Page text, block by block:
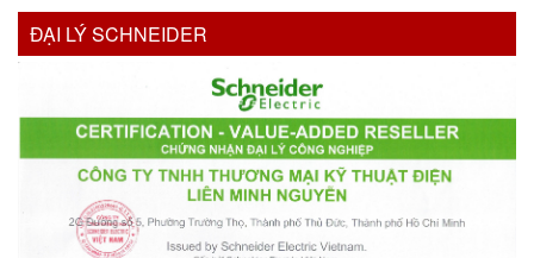
ĐẠI LÝ SCHNEIDER